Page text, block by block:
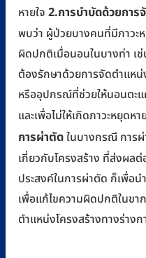
หายใจ 2.การบำบัดด้วยการ
พบว่า ผู้ป่วยบางคนที่มีภาวะ
ผิดปกติเมื่อนอนในบางท่า เ
ต้องรักษาด้วยการจัดตำแหน่
หรืออุปกรณ์ที่ช่วยให้นอนตะแ
และเพื่อไม่ให้เกิดภาวะหยุดห
การผ่าตัด ในบางกรณี การ
เกี่ยวกับโครงสร้าง ที่ส่งผล
ประสงค์ในการผ่าตัด ก็เพื่อน
เพื่อแก้ไขความผิดปกติในขา
ตำแหน่งโครงสร้างทางร่าง